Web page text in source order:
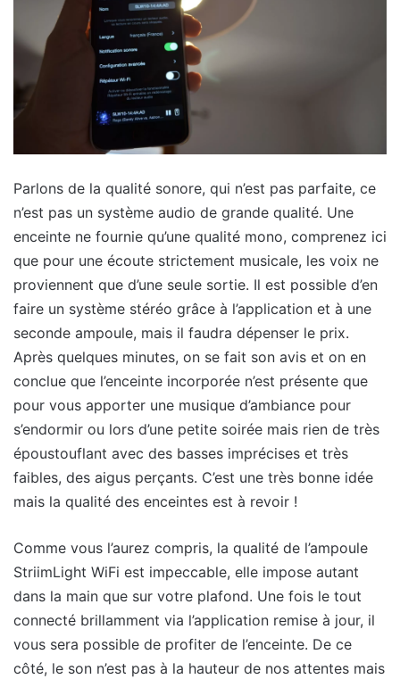
Parlons de la qualité sonore, qui n’est pas parfaite, ce
n’est pas un système audio de grande qualité. Une
enceinte ne fournie qu’une qualité mono, comprenez ici
que pour une écoute strictement musicale, les voix ne
proviennent que d’une seule sortie. Il est possible d’en
faire un système stéréo grâce à l’application et à une
seconde ampoule, mais il faudra dépenser le prix.
Après quelques minutes, on se fait son avis et on en
conclue que l’enceinte incorporée n’est présente que
pour vous apporter une musique d’ambiance pour
s’endormir ou lors d’une petite soirée mais rien de très
époustouflant avec des basses imprécises et très
faibles, des aigus perçants. C’est une très bonne idée
mais la qualité des enceintes est à revoir !
Comme vous l’aurez compris, la qualité de l’ampoule
StriimLight WiFi est impeccable, elle impose autant
dans la main que sur votre plafond. Une fois le tout
connecté brillamment via l’application remise à jour, il
vous sera possible de profiter de l’enceinte. De ce
côté, le son n’est pas à la hauteur de nos attentes mais